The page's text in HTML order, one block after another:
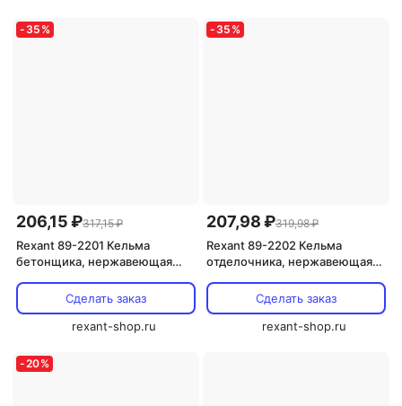
- 35 %
206,15 ₽317,15 ₽
Rexant 89-2201 Кельма
бетонщика, нержавеющая
Сделать заказ
rexant-shop.ru
- 35 %
207,98 ₽319,98 ₽
Rexant 89-2202 Кельма
отделочника, нержавеющая
Сделать заказ
rexant-shop.ru
-20%